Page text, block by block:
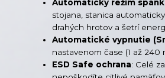
Automatický režim
stojana, stanica
drahých hrotov a šetrí
Automatické vypnutie
nastavenom čase (1 až
ESD Safe ochrana: Celé